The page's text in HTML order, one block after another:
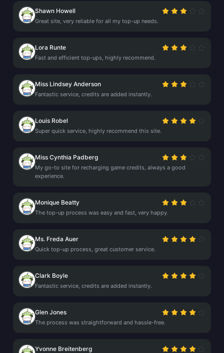
Shawn Howell
Great site, very reliable for all my top-up needs.
Lora Runte
Fast and efficient top-ups, highly recommend.
Miss Lindsey Anderson
Fantastic service, credits are added instantly.
Louis Robel
Super quick service, highly recommend this site.
Miss Cynthia Padberg
My go-to site for recharging game credits, always a good
experience.
Monique Beatty
The top-up process was easy and fast, very happy.
Ms. Freda Auer
Quick top-up process, great customer service.
Clark Boyle
Fantastic service, credits are added instantly.
Glen Jones
The process was straightforward and hassle-free.
Yvonne Breitenberg